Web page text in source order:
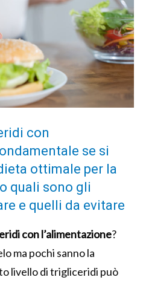
con
se si
ottimale per la
quali sono gli
e quelli da evitare
con l’alimentazione?
ma pochi sanno la
livello di trigliceridi può